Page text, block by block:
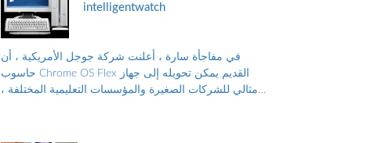
intelligentwatch
في مفاجأة سارة ، أعلنت شركة جوجل الأمريكية ، أن
حاسوب Chrome OS Flex القديم يمكن تحويله إلى جهاز
مثالي للشركات الصغيرة والمؤسسات التعليمية المختلفة ،